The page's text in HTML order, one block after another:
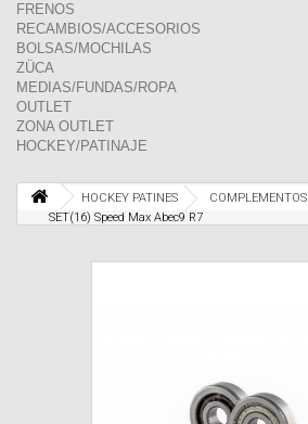
FRENOS
RECAMBIOS/ACCESORIOS
BOLSAS/MOCHILAS
ZÜCA
MEDIAS/FUNDAS/ROPA
OUTLET
ZONA OUTLET
HOCKEY/PATINAJE
HOCKEY PATINES COMPLEMENTOS
SET(16) Speed Max Abec9 R7